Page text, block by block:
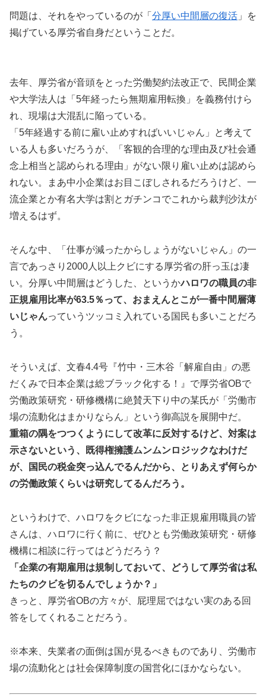
問題は、それをやっているのが「 分厚い中間層の復活 」を
掲げている厚労省自身だということだ。
去年、厚労省が音頭をとった労働契約法改正で、民間企業
や大学法人は「5年経ったら無期雇用転換」を義務付けら
れ、現場は大混乱に陥っている。
「5年経過する前に雇い止めすればいいじゃん」と考えて
いる人も多いだろうが、「客観的合理的な理由及び社会通
念上相当と認められる理由」がない限り雇い止めは認めら
れない。まあ中小企業はお目こぼしされるだろうけど、一
流企業とか有名大学は割とガチンコでこれから裁判沙汰が
増えるはず。
そんな中、「仕事が減ったからしょうがないじゃん」の一
言であっさり2000人以上クビにする厚労省の肝っ玉は凄
い。分厚い中間層はどうした、というかハロワの職員の非
正規雇用比率が63.5％って、おまえんとこが一番中間層薄
いじゃんっていうツッコミ入れている国民も多いことだろ
う。
そういえば、文春4.4号『竹中・三木谷「解雇自由」の悪
だくみで日本企業は総ブラック化する！』で厚労省OBで
労働政策研究・研修機構に絶賛天下り中の某氏が「労働市
場の流動化はまかりならん」という御高説を展開中だ。
重箱の隅をつつくようにして改革に反対するけど、対案は
示さないという、既得権擁護ムンムンロジックなわけだ
が、国民の税金突っ込んでるんだから、とりあえず何らか
の労働政策くらいは研究してるんだろう。
というわけで、ハロワをクビになった非正規雇用職員の皆
さんは、ハロワに行く前に、ぜひとも労働政策研究・研修
機構に相談に行ってはどうだろう？
「企業の有期雇用は規制しておいて、どうして厚労省は私
たちのクビを切るんでしょうか？」
きっと、厚労省OBの方々が、屁理屈ではない実のある回
答をしてくれることだろう。
※本来、失業者の面倒は国が見るべきものであり、労働市
場の流動化とは社会保障制度の国営化にほかならない。